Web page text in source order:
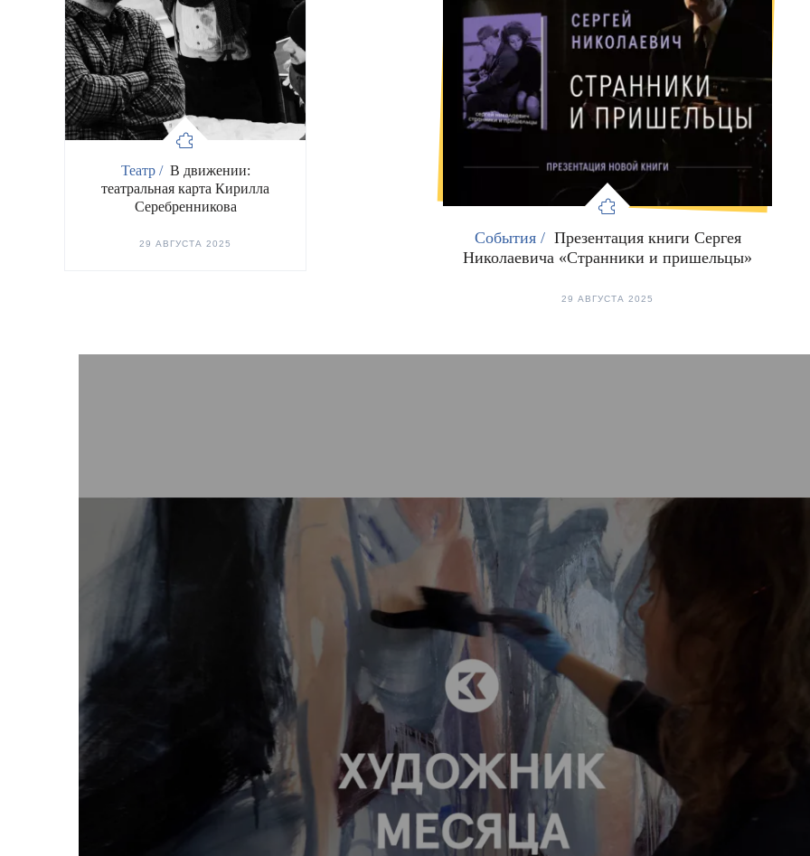
Театр / В движении:
театральная карта Кирилла
Серебренникова
29 АВГУСТА 2025 События / Презентация книги Сергея
Николаевича «Странники и пришельцы»
29 АВГУСТА 2025